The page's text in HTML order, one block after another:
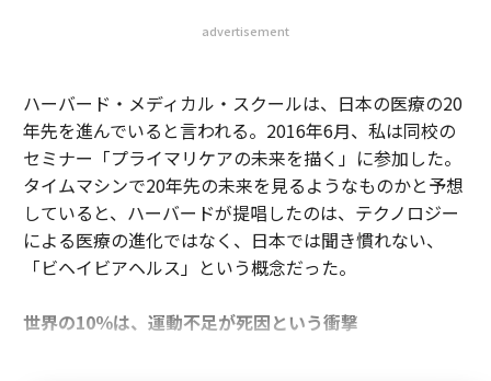
advertisement
ハーバード・メディカル・スクールは、日本の医療の20
年先を進んでいると言われる。2016年6月、私は同校の
セミナー「プライマリケアの未来を描く」に参加した。
タイムマシンで20年先の未来を見るようなものかと予想
していると、ハーバードが提唱したのは、テクノロジー
による医療の進化ではなく、日本では聞き慣れない、
「ビヘイビアヘルス」という概念だった。
世界の10％は、運動不足が死因という衝撃